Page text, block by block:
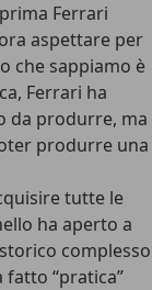
Ferrari
aspettare per
che sappiamo è
Ferrari ha
da produrre, ma
produrre una
tutte le
ha aperto a
complesso
“pratica”